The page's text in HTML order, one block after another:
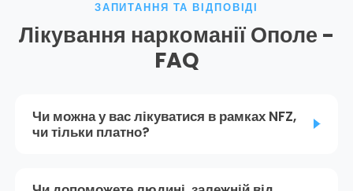
ЗАПИТАННЯ ТА ВІДПОВІДІ
Лікування наркоманії Ополе -
FAQ
Чи можна у вас лікуватися в рамках NFZ,
чи тільки платно?